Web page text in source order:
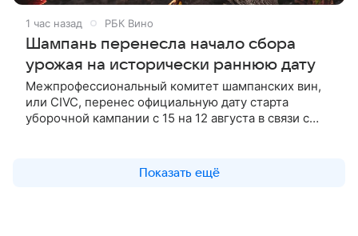
1 час назад РБК Вино
Шампань перенесла начало сбора
урожая на исторически раннюю дату
Межпрофессиональный комитет шампанских вин,
или CIVC, перенес официальную дату старта
уборочной кампании с 15 на 12 августа в связи с
Показать ещё